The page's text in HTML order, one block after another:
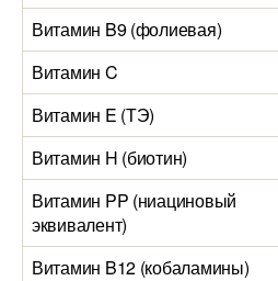
Витамин B9 (фолиевая)
Витамин C
Витамин E (ТЭ)
Витамин H (биотин)
Витамин PP (ниациновый
эквивалент)
Витамин B12 (кобаламины)